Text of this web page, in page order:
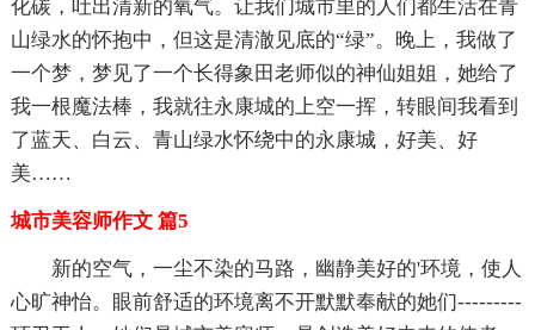
化碳，吐出清新的氧气。让我们城市里的人们都生活在青
山绿水的怀抱中，但这是清澈见底的“绿”。晚上，我做了
一个梦，梦见了一个长得象田老师似的神仙姐姐，她给了
我一根魔法棒，我就往永康城的上空一挥，转眼间我看到
了蓝天、白云、青山绿水怀绕中的永康城，好美、好
美……
城市美容师作文 篇5
新的空气，一尘不染的马路，幽静美好的'环境，使人
心旷神怡。眼前舒适的环境离不开默默奉献的她们---------